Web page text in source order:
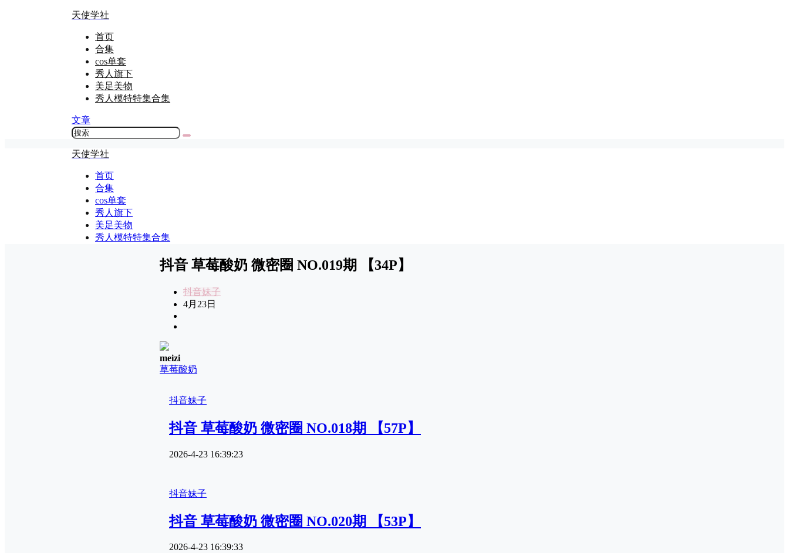
天使学社
首页
合集
cos单套
秀人旗下
美足美物
秀人模特特集合集
文章
天使学社
首页
合集
cos单套
秀人旗下
美足美物
秀人模特特集合集
抖音 草莓酸奶 微密圈 NO.019期 【34P】
抖音妹子
4月23日
meizi
草莓酸奶
抖音妹子
抖音 草莓酸奶 微密圈 NO.018期 【57P】
2026-4-23 16:39:23
抖音妹子
抖音 草莓酸奶 微密圈 NO.020期 【53P】
2026-4-23 16:39:33